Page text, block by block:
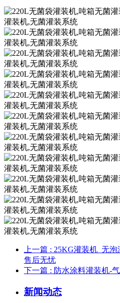
上一篇 : 25KG灌装机_无泡
售后无忧
下一篇 : 防水涂料灌装机-
新闻动态